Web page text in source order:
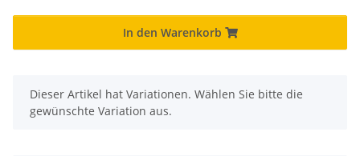
In den Warenkorb
x
Dieser Artikel hat Variationen. Wählen Sie bitte die
gewünschte Variation aus.